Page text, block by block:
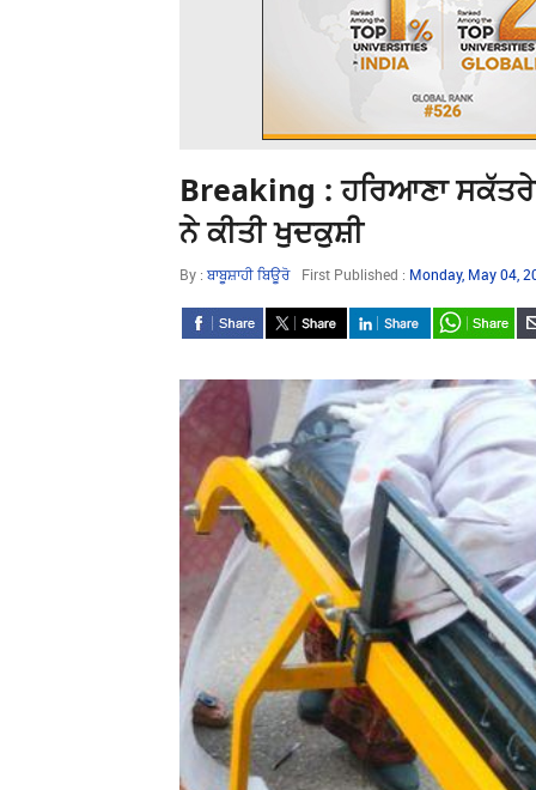
Breaking : ਹਰਿਆਣਾ
ਨੇ ਕੀਤੀ ਖੁਦਕੁਸ਼ੀ
By : ਬਾਬੂਸ਼ਾਹੀ ਬਿਊਰੋ First Published : Monday, May 04,